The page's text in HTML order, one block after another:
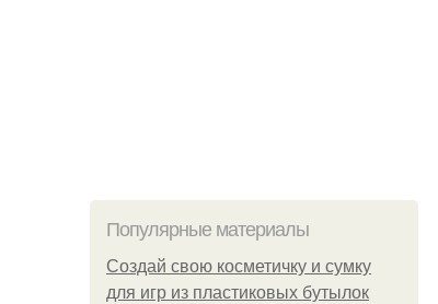
Популярные материалы
Создай свою косметичку и сумку
для игр из пластиковых бутылок